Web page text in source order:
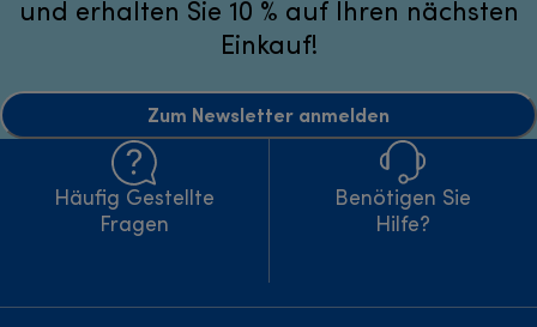
und erhalten Sie 10 % auf Ihren nächsten
Einkauf!
Zum Newsletter anmelden
Häufig Gestellte
Fragen
Benötigen Sie
Hilfe?